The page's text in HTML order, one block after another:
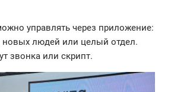
управлять через приложение:
новых людей или целый отдел.
звонка или скрипт.